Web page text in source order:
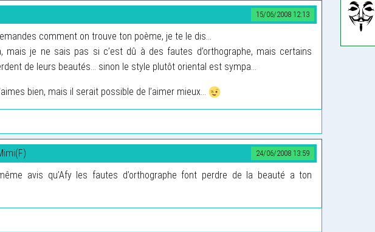
15/06/2008 12:13
comment on trouve ton poème, je te le dis...
mais je ne sais pas si c’est dû à des fautes d’orthographe, mais certains
de leurs beautés... sinon le style plutôt oriental est sympa...
bien, mais il serait possible de l’aimer mieux...
24/06/2008 13:59
avis qu’Afy les fautes d’orthographe font perdre de la beauté a ton